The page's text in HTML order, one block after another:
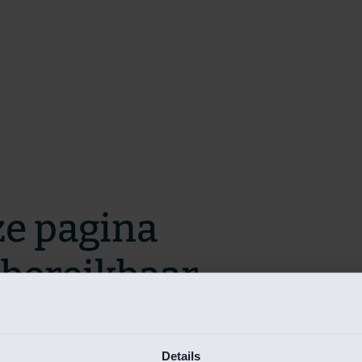
Details
pagina
zo snel mogelijk te verhelpen.